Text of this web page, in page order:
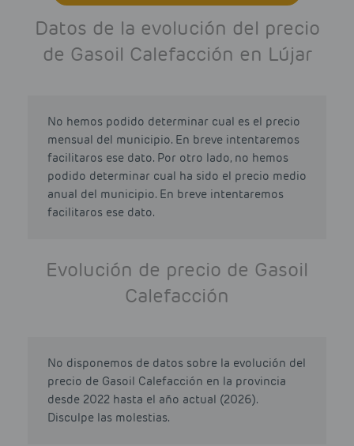
Datos de la evolución del precio
de Gasoil Calefacción en Lújar
No hemos podido determinar cual es el precio
mensual del municipio. En breve intentaremos
facilitaros ese dato. Por otro lado, no hemos
podido determinar cual ha sido el precio medio
anual del municipio. En breve intentaremos
facilitaros ese dato.
Evolución de precio de Gasoil
Calefacción
No disponemos de datos sobre la evolución del
precio de Gasoil Calefacción en la provincia
desde 2022 hasta el año actual (2026).
Disculpe las molestias.